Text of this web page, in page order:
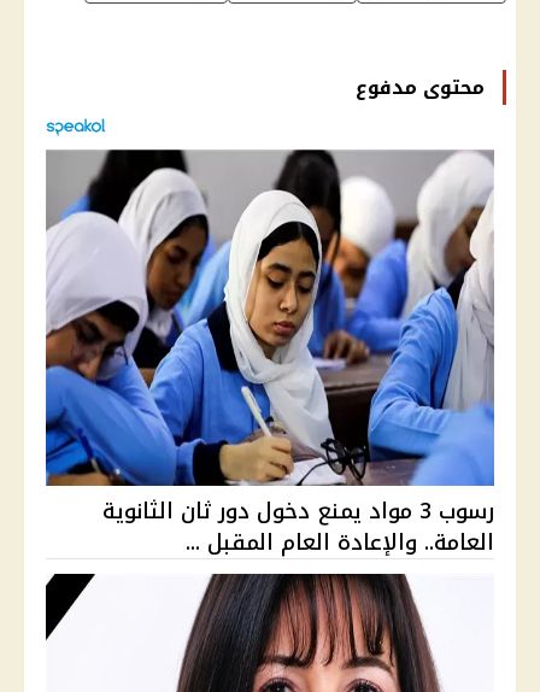
محتوى مدفوع
رسوب 3 مواد يمنع دخول دور ثان الثانوية
العامة.. والإعادة العام المقبل ...